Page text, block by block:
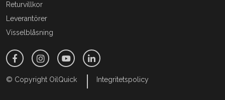
Returvillkor
Leverantörer
Visselblåsning
© Copyright OilQuick Integritetspolicy